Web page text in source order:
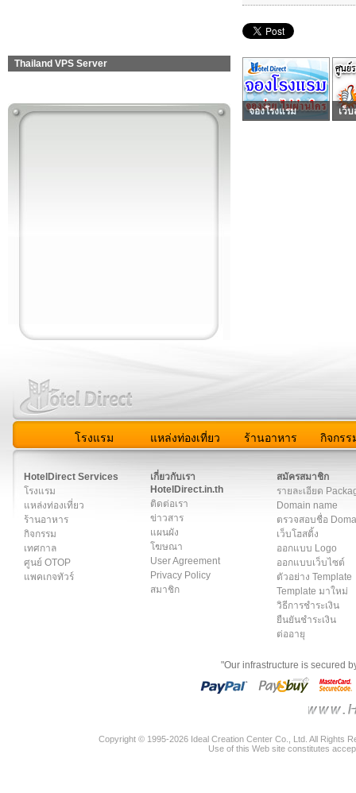
Thailand VPS Server
จองโรงแรม เว็
โรงแรม แหล่งท่องเที่ยว ร้านอาหาร กิจกรร
HotelDirect Services
โรงแรม
แหล่งท่องเที่ยว
ร้านอาหาร
กิจกรรม
เทศกาล
ศูนย์ OTOP
แพคเกจทัวร์
เกี่ยวกับเรา
HotelDirect.in.th
ติดต่อเรา
ข่าวสาร
แผนผัง
โฆษณา
User Agreement
Privacy Policy
สมาชิก
สมัครสมาชิก
รายละเอียด
Domain name
ตรวจสอบชื่อ
เว็บโฮสติ้ง
ออกแบบ Logo
ออกแบบเว็บไซต์
ตัวอย่าง Template
Template มาใหม่
วิธีการชำระเงิน
ยืนยันชำระเงิน
ต่ออายุ
"Our infrastructure is secured
Copyright © 1995-2026 Ideal Creation Center Co., Ltd. All Rights
Use of this Web site constitutes